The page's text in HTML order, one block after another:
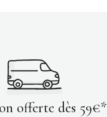
offerte dès 59€*